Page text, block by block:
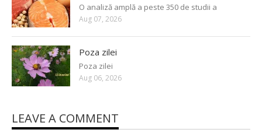
O analiză amplă a peste 350 de studii a
Aug 07, 2026
Poza zilei
Poza zilei
Aug 06, 2026
LEAVE A COMMENT